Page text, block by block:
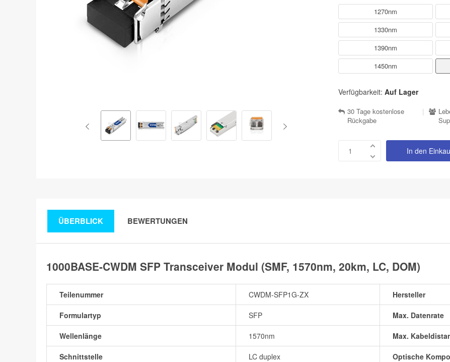
1270nm
1330nm
1390nm
1450nm
Verfügbarkeit: Auf Lager
30 Tage kostenlose
Rückgabe
|
In den
ÜBERBLICK BEWERTUNGEN
1000BASE-CWDM SFP Transceiver Modul (SMF, 1570nm, 20km, LC, DOM)
Teilenummer CWDM-SFP1G-ZX Hersteller
Formulartyp SFP Max. Datenrate
Wellenlänge 1570nm Max.
Schnittstelle LC duplex Optische